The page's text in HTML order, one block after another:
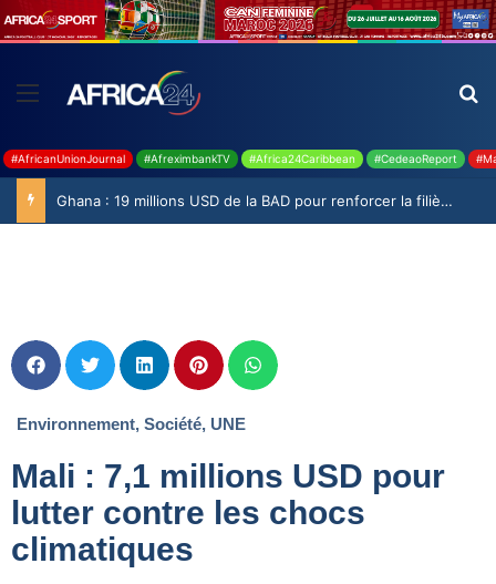
#AfricanUnionJournal #AfreximbankTV #Africa24Caribbean #CedeaoReport
Ghana : 19 millions USD de la BAD pour renforcer la filière rizicole
Environnement, Société, UNE
Mali : 7,1 millions USD pour
lutter contre les chocs
climatiques